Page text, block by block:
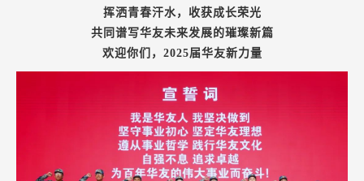
挥洒青春汗水，收获成长荣光
共同谱写华友未来发展的璀璨新篇
欢迎你们，2025届华友新力量